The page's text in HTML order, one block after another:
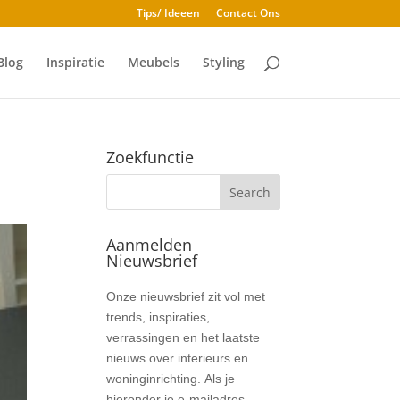
Tips/ Ideeen Contact Ons
Inspiratie Meubels Styling
Zoekfunctie
Aanmelden
Nieuwsbrief
Onze nieuwsbrief zit vol met
trends, inspiraties,
verrassingen en het laatste
nieuws over interieurs en
woninginrichting. Als je